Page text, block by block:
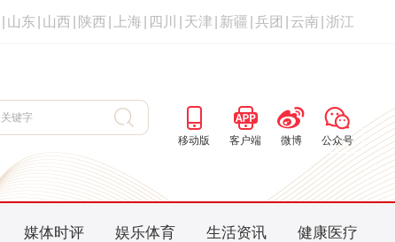
山东 山西 陕西 上海 四川 天津 新疆 兵团 云南 浙江
移动版 客户端 微博 公众号
媒体时评 娱乐体育 生活资讯 健康医疗